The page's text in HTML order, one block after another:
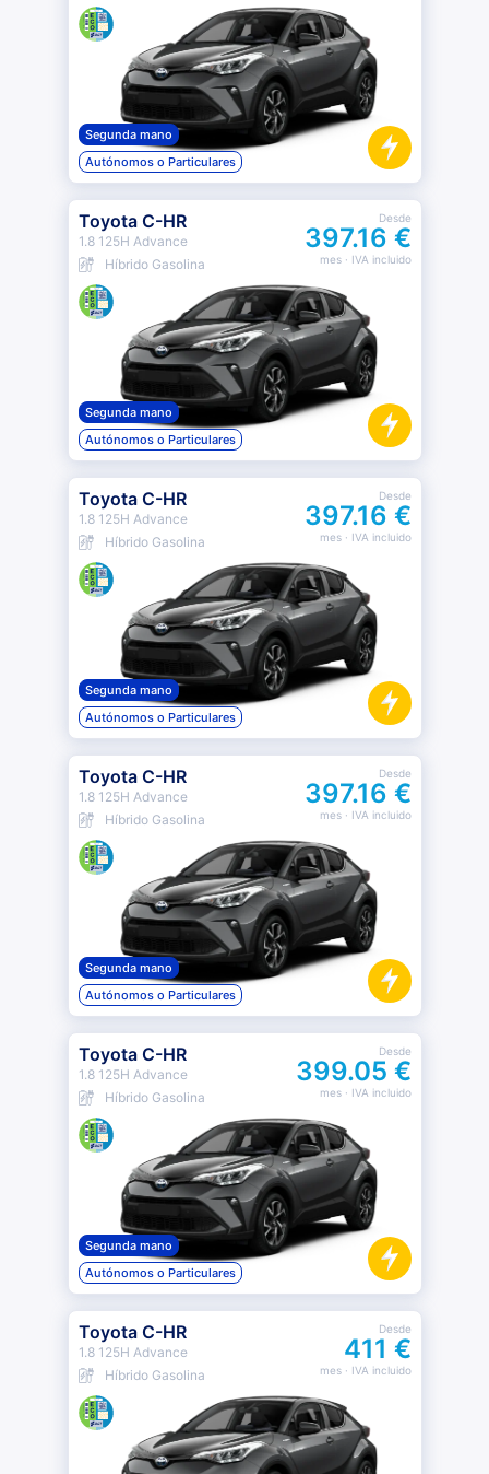
Segunda mano
Autónomos o Particulares
Toyota C-HR
1.8 125H Advance
Híbrido Gasolina
Desde
397.16 €
mes· IVA incluido
Segunda mano
Autónomos o Particulares
Toyota C-HR
1.8 125H Advance
Híbrido Gasolina
Desde
397.16 €
mes· IVA incluido
Segunda mano
Autónomos o Particulares
Toyota C-HR
1.8 125H Advance
Híbrido Gasolina
Desde
397.16 €
mes· IVA incluido
Segunda mano
Autónomos o Particulares
Toyota C-HR
1.8 125H Advance
Híbrido Gasolina
Desde
399.05 €
mes· IVA incluido
Segunda mano
Autónomos o Particulares
Toyota C-HR
1.8 125H Advance
Híbrido Gasolina
Desde
411 €
mes· IVA incluido